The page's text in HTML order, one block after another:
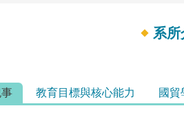
系
教育目標與核心能力 國貿